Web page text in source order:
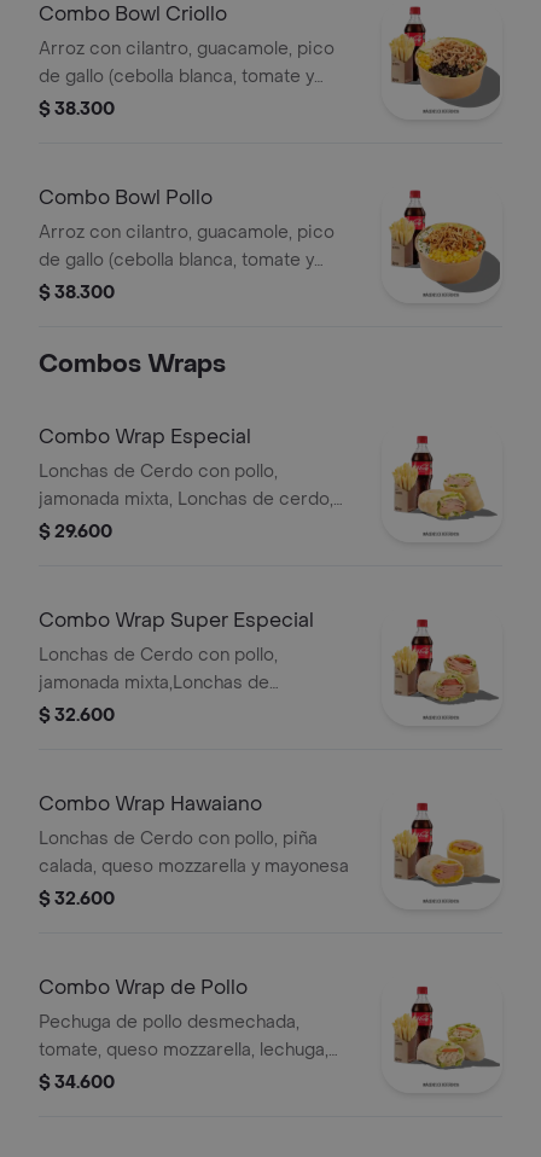
Combo Bowl Criollo
Arroz con cilantro, guacamole, pico
de gallo (cebolla blanca, tomate y
cilantro), carne de res desmechada,
$ 38.300
Combo Bowl Pollo
Arroz con cilantro, guacamole, pico
de gallo (cebolla blanca, tomate y
cilantro), maíz tierno, hogo y pechuga
$ 38.300
Combos Wraps
Combo Wrap Especial
Lonchas de Cerdo con pollo,
jamonada mixta, Lonchas de cerdo,
cordero y res, queso mozzarella,
$ 29.600
Combo Wrap Super Especial
Lonchas de Cerdo con pollo,
jamonada mixta,Lonchas de
cerdo,cordero y res,
Qbano
$ 32.600
Combo Wrap Hawaiano
Lonchas de Cerdo con pollo, piña
calada, queso mozzarella y mayonesa
$ 32.600
Combo Wrap de Pollo
Pechuga de pollo desmechada,
tomate, queso mozzarella, lechuga,
mayonesa, papas a la francesa y
$ 34.600